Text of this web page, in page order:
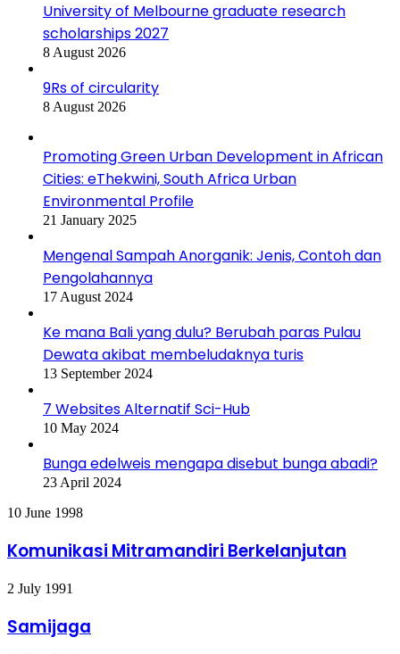
University of Melbourne graduate research
scholarships 2027
8 August 2026
9Rs of circularity
8 August 2026
Promoting Green Urban Development in African
Cities: eThekwini, South Africa Urban
Environmental Profile
21 January 2025
Mengenal Sampah Anorganik: Jenis, Contoh dan
Pengolahannya
17 August 2024
Ke mana Bali yang dulu? Berubah paras Pulau
Dewata akibat membeludaknya turis
13 September 2024
7 Websites Alternatif Sci-Hub
10 May 2024
Bunga edelweis mengapa disebut bunga abadi?
23 April 2024
Komunikasi
Berkelanjutan
10 June 1998
Komunikasi Mitramandiri Berkelanjutan
Samijaga
2 July 1991
Samijaga